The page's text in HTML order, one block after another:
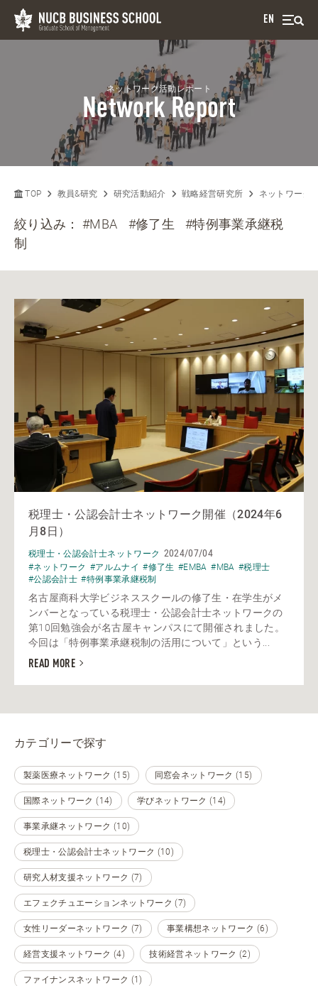
EN
ネットワーク活動レポート
Network Report
TOP 教員&研究 研究活動紹介 戦略経営研究所 ネットワーク
絞り込み：#MBA #修了生
#特例事業承継税
制
税理士・公認会計士ネットワーク開催（2024年6
月8日）
税理士・公認会計士ネットワーク 2024/07/04
#ネットワーク #アルムナイ #修了生 #EMBA #MBA #税理士
#公認会計士 #特例事業承継税制
名古屋商科大学ビジネススクールの修了生・在学生がメ
ンバーとなっている税理士・公認会計士ネットワークの
第10回勉強会が名古屋キャンパスにて開催されました。
今回は「特例事業承継税制の活用について」という...
READ MORE
カテゴリーで探す
製薬医療ネットワーク (15) 同窓会ネットワーク (15)
国際ネットワーク (14) 学びネットワーク (14)
事業承継ネットワーク (10)
税理士・公認会計士ネットワーク (10)
研究人材支援ネットワーク (7)
エフェクチュエーションネットワーク (7)
女性リーダーネットワーク (7) 事業構想ネットワーク (6)
経営支援ネットワーク (4) 技術経営ネットワーク (2)
ファイナンスネットワーク (1)